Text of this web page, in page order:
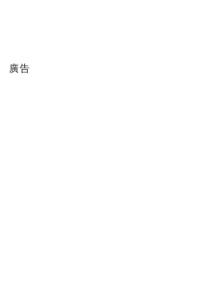
廣告